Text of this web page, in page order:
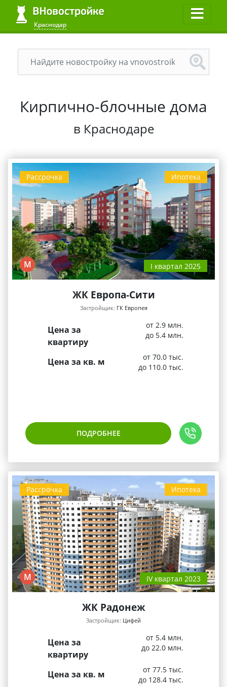
Краснодар
Кирпично-блочные дома
в Краснодаре
Ипотека
Рассрочка
М I квартал 2025
ЖК Европа-Сити
Застройщик: ГК Европея
Цена за
квартиру
от 2.9 млн.
до 5.4 млн.
Цена за кв. м
от 70.0 тыс.
до 110.0 тыс.
ПОДРОБНЕЕ
Ипотека
Рассрочка
М IV квартал 2023
ЖК Радонеж
Застройщик: Цифей
Цена за
квартиру
от 5.4 млн.
до 22.0 млн.
Цена за кв. м
от 77.5 тыс.
до 128.4 тыс.